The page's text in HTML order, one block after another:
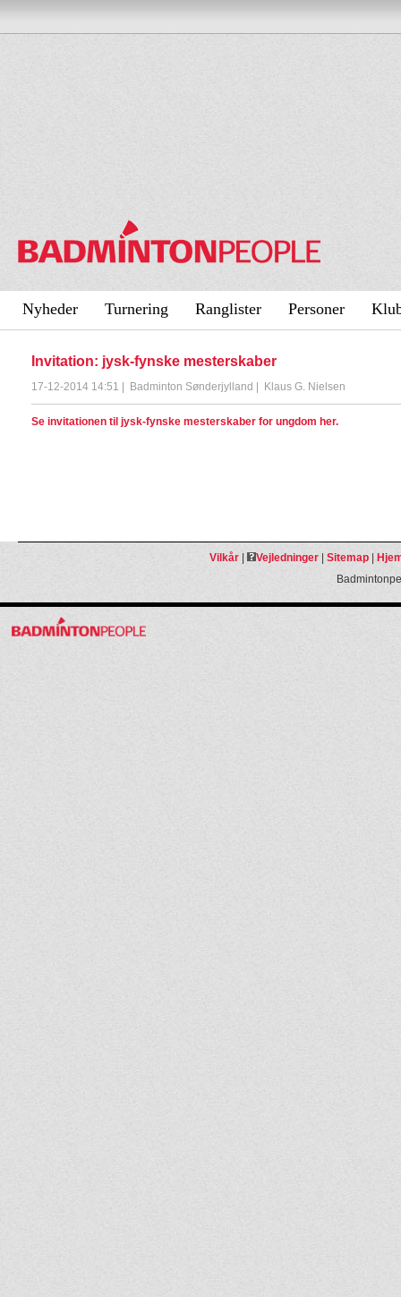
Nyheder Turnering Ranglister Personer
Invitation: jysk-fynske mesterskaber
17-12-2014 14:51 Badminton Sønderjylland Klaus G. Nielsen
Se invitationen til jysk-fynske mesterskaber for ungdom her.
Vilkår| Vejledninger| Sitemap|